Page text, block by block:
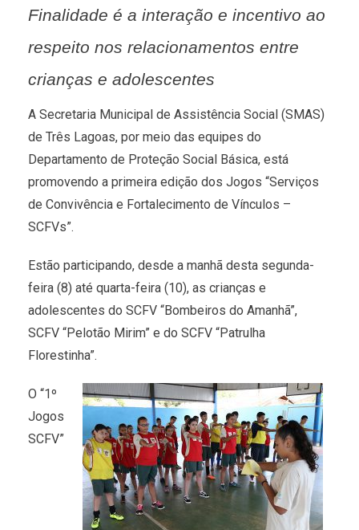
Finalidade é a interação e incentivo ao
respeito nos relacionamentos entre
crianças e adolescentes
A Secretaria Municipal de Assistência Social (SMAS)
de Três Lagoas, por meio das equipes do
Departamento de Proteção Social Básica, está
promovendo a primeira edição dos Jogos “Serviços
de Convivência e Fortalecimento de Vínculos –
SCFVs”.
Estão participando, desde a manhã desta segunda-
feira (8) até quarta-feira (10), as crianças e
adolescentes do SCFV “Bombeiros do Amanhã”,
SCFV “Pelotão Mirim” e do SCFV “Patrulha
Florestinha”.
O “1º
Jogos
SCFV”